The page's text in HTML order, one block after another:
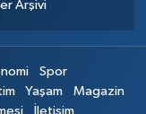
Arşivi
Spor
Yaşam
Magazin
İletişim